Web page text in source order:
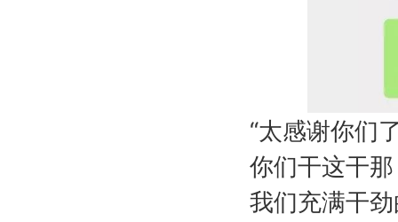
“太感谢你们
你们干这干
我们充满干